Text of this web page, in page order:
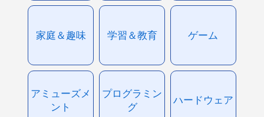
家庭＆趣味 学習＆教育 ゲーム
アミューズメ
ント
プログラミン
グ
ハードウェア